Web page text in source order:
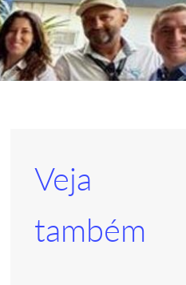
Veja
também